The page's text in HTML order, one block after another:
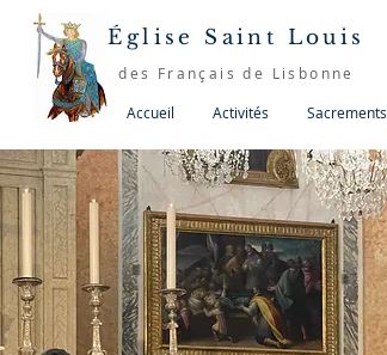
Accueil Activités Sacrements
Église Saint Louis
des Français de Lisbonne